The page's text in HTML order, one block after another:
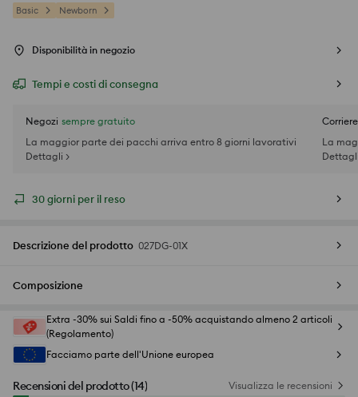
Basic Newborn
Disponibilità in negozio
Tempi e costi di consegna
Negozi sempre gratuito
La maggior parte dei pacchi arriva entro 8 giorni lavorativi
Dettagli >
La
30 giorni per il reso
Descrizione del prodotto 027DG-01X
Composizione
Extra -30% sui Saldi fino a -50% acquistando almeno 2 articoli
(Regolamento)
Facciamo parte dell'Unione europea
Recensioni del prodotto(14) Visualizza le recensioni